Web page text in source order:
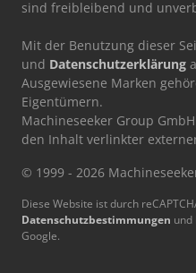
sind freibleibend und
Mit der Benutzung dieser
und Datenschutzerklärung
Ausgewiesene Marken
Eigentümern.
Machineseeker Group
den Inhalt verlinkter
© 1999 - 2026
Diese Website ist durch
Datenschutzbestimmungen und
Google.